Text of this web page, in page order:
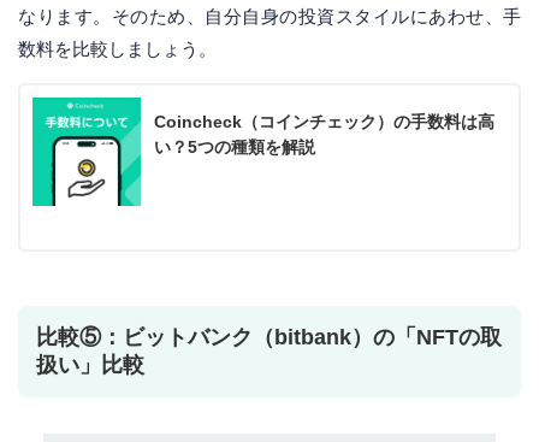
なります。そのため、自分自身の投資スタイルにあわせ、手
数料を比較しましょう。
Coincheck（コインチェック）の手数料は高
い？5つの種類を解説
比較⑤：ビットバンク（bitbank）の「NFTの取
扱い」比較